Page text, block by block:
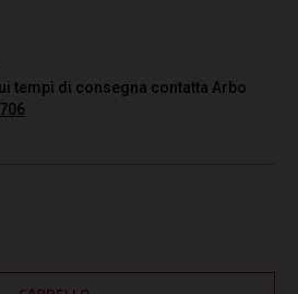
tempi di consegna contatta Arbo